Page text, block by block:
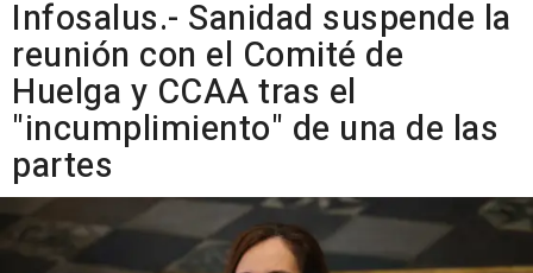
Infosalus.- Sanidad suspende la
reunión con el Comité de
Huelga y CCAA tras el
"incumplimiento" de una de las
partes